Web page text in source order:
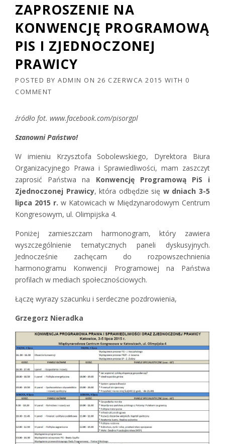
ZAPROSZENIE NA
KONWENCJĘ PROGRAMOWĄ
PIS I ZJEDNOCZONEJ
PRAWICY
POSTED BY ADMIN ON 26 CZERWCA 2015 WITH 0
COMMENT
źródło fot. www.facebook.com/pisorgpl
Szanowni Państwo!
W imieniu Krzysztofa Sobolewskiego, Dyrektora Biura
Organizacyjnego Prawa i Sprawiedliwości, mam zaszczyt
zaprosić Państwa na Konwencję Programową PiS i
Zjednoczonej Prawicy, która odbędzie się w dniach 3-5
lipca 2015 r. w Katowicach w Międzynarodowym Centrum
Kongresowym, ul. Olimpijska 4.
Poniżej zamieszczam harmonogram, który zawiera
wyszczególnienie tematycznych paneli dyskusyjnych.
Jednocześnie zachęcam do rozpowszechnienia
harmonogramu Konwencji Programowej na Państwa
profilach w mediach społecznościowych.
Łączę wyrazy szacunku i serdeczne pozdrowienia,
Grzegorz Nieradka